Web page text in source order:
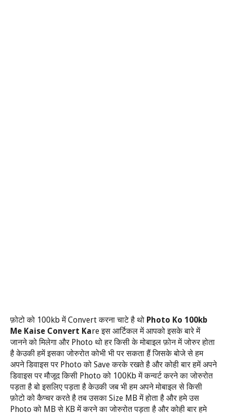
फ़ोटो को 100kbमेंConvertकरना चाटे है थो Photo Ko 100kb
Me Kaise Convert Kareइस आर्टिकल में आपको इसके बारे में
जानने को मिलेगा और Photo थो हर किसी के मोबाइल फ़ोन में जोरुर होता
है केउकी हमें इसका जोरुरोत कोभी भी पर सकता हैं जिसके बोजे से हम
अपने डिवाइस पर Photoको Saveकरके रखते है और कोही बार हमें अपने
डिवाइस पर मौजूद किसी Photoको 100Kbमें कन्वर्ट करने का जोरुरोत
पड़ता है बो इसलिए पड़ता है केउकी जब भी हम अपने मोबाइल से किसी
फ़ोटो को कैप्चर करते है तब उसका Size MBमें होता है और हमे उस
Photoको MBसे KBमें करने का जोरुरोत पड़ता है और कोही बार हमे